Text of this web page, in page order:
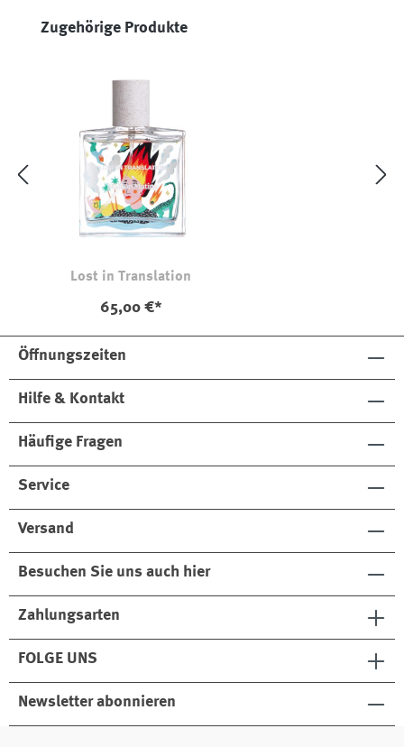
Produktgalerie überspringen
Zugehörige Produkte
Lost in Translation
65,00 €*
Öffnungszeiten
Hilfe & Kontakt
Häufige Fragen
Service
Versand
Besuchen Sie uns auch hier
Zahlungsarten
FOLGE UNS
Newsletter abonnieren